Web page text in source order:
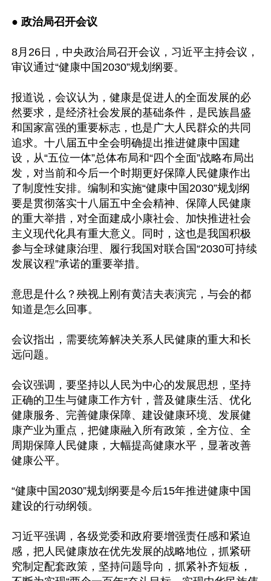
● 政治局召开会议
8月26日，中央政治局召开会议，习近平主持会议，
审议通过“健康中国2030”规划纲要。
报道说，会议认为，健康是促进人的全面发展的必
然要求，是经济社会发展的基础条件，是民族昌盛
和国家富强的重要标志，也是广大人民群众的共同
追求。十八届五中全会明确提出推进健康中国建
设，从“五位一体”总体布局和“四个全面”战略布局出
发，对当前和今后一个时期更好保障人民健康作出
了制度性安排。编制和实施“健康中国2030”规划纲
要是贯彻落实十八届五中全会精神、保障人民健康
的重大举措，对全面建成小康社会、加快推进社会
主义现代化具有重大意义。同时，这也是我国积极
参与全球健康治理、履行我国对联合国“2030可持续
发展议程”承诺的重要举措。
意思是什么？殃视上刚有黄洁夫表演完，与会的都
知道是怎么回事。
会议指出，需要统筹解决关系人民健康的重大和长
远问题。
会议强调，要坚持以人民为中心的发展思想，坚持
正确的卫生与健康工作方针，普及健康生活、优化
健康服务、完善健康保障、建设健康环境、发展健
康产业为重点，把健康融入所有政策，全方位、全
周期保障人民健康，大幅提高健康水平，显著改善
健康公平。
“健康中国2030”规划纲要是今后15年推进健康中国
建设的行动纲领。
习近平强调，各级党委和政府要增强责任感和紧迫
感，把人民健康放在优先发展的战略地位，抓紧研
究制定配套政策，坚持问题导向，抓紧补齐短板，